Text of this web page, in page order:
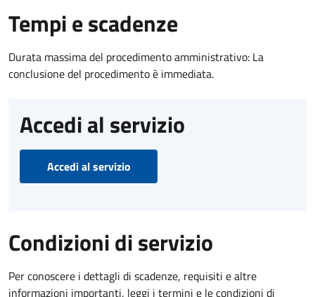
Tempi e scadenze
Durata massima del procedimento amministrativo: La
conclusione del procedimento è immediata.
Accedi al servizio
Accedi al servizio
Condizioni di servizio
Per conoscere i dettagli di scadenze, requisiti e altre
informazioni importanti, leggi i termini e le condizioni di